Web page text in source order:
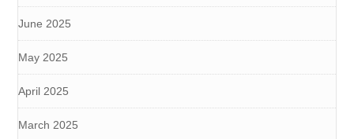
June 2025
May 2025
April 2025
March 2025